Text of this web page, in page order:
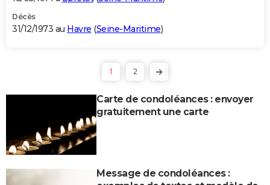
Décès
31/12/1973 au Havre (Seine-Maritime)
1 2
Carte de condoléances : envoyer
gratuitement une carte
Message de condoléances :